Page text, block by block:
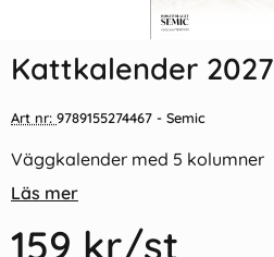
Indexflikar och Frixion clicker
55 kr/st
Kattkalender 2027
Art nr: 9789155274467 - Semic
Väggkalender med 5 kolumner
Läs mer
159 kr/st